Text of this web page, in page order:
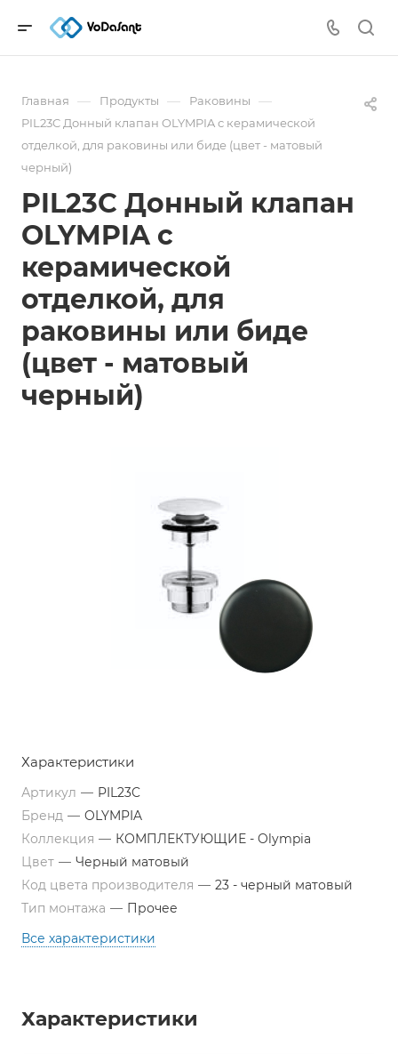
Главная — Продукты — Раковины —
PIL23C Донный клапан OLYMPIA с керамической
отделкой, для раковины или биде (цвет - матовый
черный)
PIL23C Донный клапан
OLYMPIA с
керамической
отделкой, для
раковины или биде
(цвет - матовый
черный)
Характеристики
Артикул — PIL23C
Бренд — OLYMPIA
Коллекция — КОМПЛЕКТУЮЩИЕ - Olympia
Цвет — Черный матовый
Код цвета производителя — 23 - черный матовый
Тип монтажа — Прочее
Все характеристики
Характеристики